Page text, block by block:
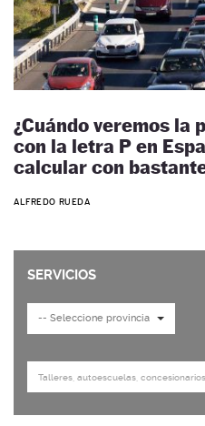
¿Cuándo veremos la
con la letra P en
calcular con
ALFREDO RUEDA